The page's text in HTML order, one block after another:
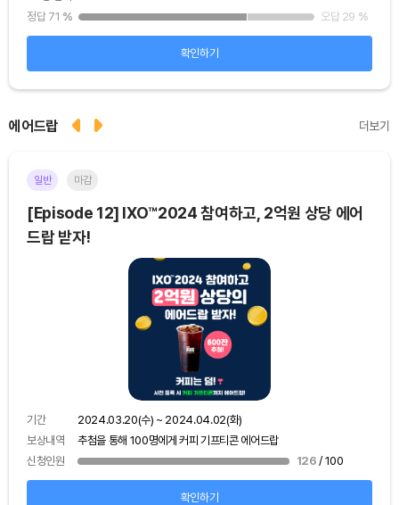
정답 71 % 오답 29 %
확인하기
에어드랍 더보기
일반 마감
[Episode 12] IXO™2024 참여하고, 2억원 상당 에어
드랍 받자!
기간
2024.03.20(수) ~ 2024.04.02(화)
보상내역
추첨을 통해 100명에게 커피 기프티콘 에어드랍
신청인원
126 / 100
확인하기